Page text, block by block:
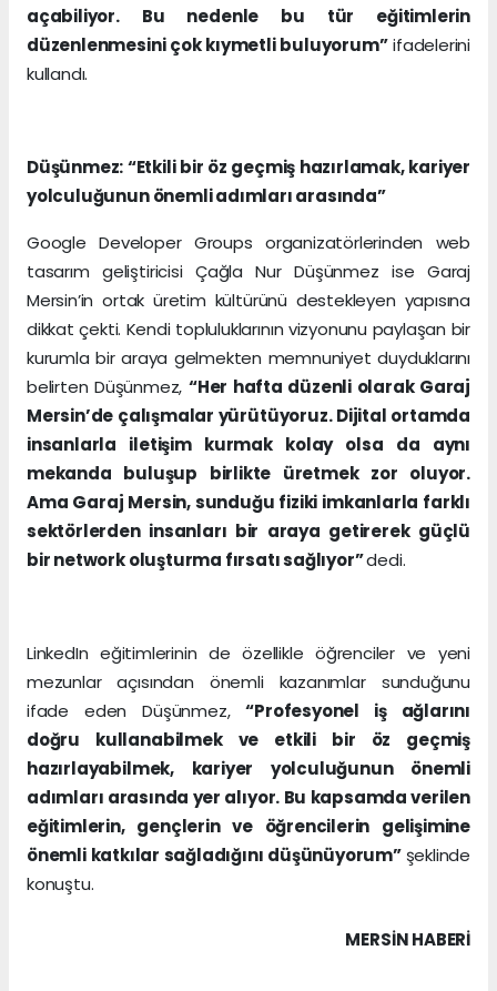
açabiliyor. Bu nedenle bu tür eğitimlerin
düzenlenmesini çok kıymetli buluyorum”ifadelerini
kullandı.
Düşünmez: “Etkili bir öz geçmiş hazırlamak, kariyer
yolculuğunun önemli adımları arasında”
Google Developer Groups organizatörlerinden web
tasarım geliştiricisi Çağla Nur Düşünmez ise Garaj
Mersin’in ortak üretim kültürünü destekleyen yapısına
dikkat çekti. Kendi topluluklarının vizyonunu paylaşan bir
kurumla bir araya gelmekten memnuniyet duyduklarını
belirten Düşünmez, “Her hafta düzenli olarak Garaj
Mersin’de çalışmalar yürütüyoruz. Dijital ortamda
insanlarla iletişim kurmak kolay olsa da aynı
mekanda buluşup birlikte üretmek zor oluyor.
Ama Garaj Mersin, sunduğu fiziki imkanlarla farklı
sektörlerden insanları bir araya getirerek güçlü
bir network oluşturma fırsatı sağlıyor”dedi.
LinkedIn eğitimlerinin de özellikle öğrenciler ve yeni
mezunlar açısından önemli kazanımlar sunduğunu
ifade eden Düşünmez,“Profesyonel iş ağlarını
doğru kullanabilmek ve etkili bir öz geçmiş
hazırlayabilmek, kariyer yolculuğunun önemli
adımları arasında yer alıyor. Bu kapsamda verilen
eğitimlerin, gençlerin ve öğrencilerin gelişimine
önemli katkılar sağladığını düşünüyorum” şeklinde
konuştu.
MERSIN HABERİ